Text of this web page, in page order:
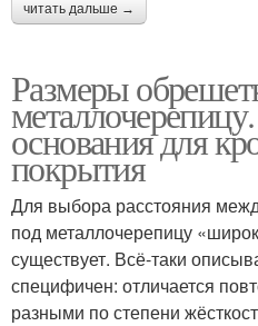
читать дальше →
Размеры
основания для
покрытия
Для выбора расстояния
под металлочерепицу
существует. Всё-таки
специфичен: отличается
разными по степени